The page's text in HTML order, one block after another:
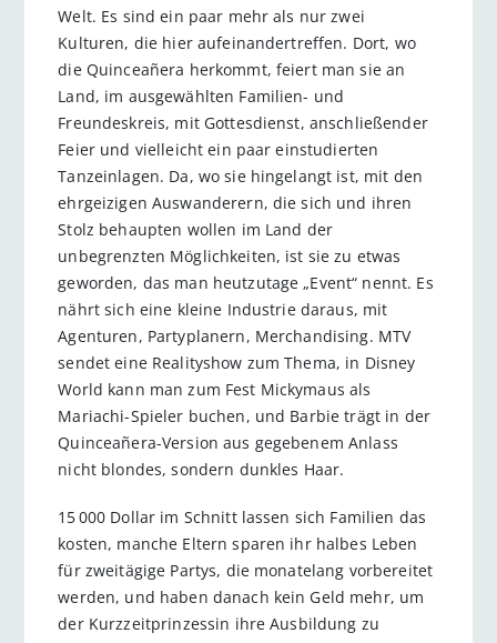
Welt. Es sind ein paar mehr als nur zwei
Kulturen, die hier aufeinandertreffen. Dort, wo
die Quinceañera herkommt, feiert man sie an
Land, im ausgewählten Familien- und
Freundeskreis, mit Gottesdienst, anschließender
Feier und vielleicht ein paar einstudierten
Tanzeinlagen. Da, wo sie hingelangt ist, mit den
ehrgeizigen Auswanderern, die sich und ihren
Stolz behaupten wollen im Land der
unbegrenzten Möglichkeiten, ist sie zu etwas
geworden, das man heutzutage „Event“ nennt. Es
nährt sich eine kleine Industrie daraus, mit
Agenturen, Partyplanern, Merchandising. MTV
sendet eine Realityshow zum Thema, in Disney
World kann man zum Fest Mickymaus als
Mariachi-Spieler buchen, und Barbie trägt in der
Quinceañera-Version aus gegebenem Anlass
nicht blondes, sondern dunkles Haar.
15 000 Dollar im Schnitt lassen sich Familien das
kosten, manche Eltern sparen ihr halbes Leben
für zweitägige Partys, die monatelang vorbereitet
werden, und haben danach kein Geld mehr, um
der Kurzzeitprinzessin ihre Ausbildung zu